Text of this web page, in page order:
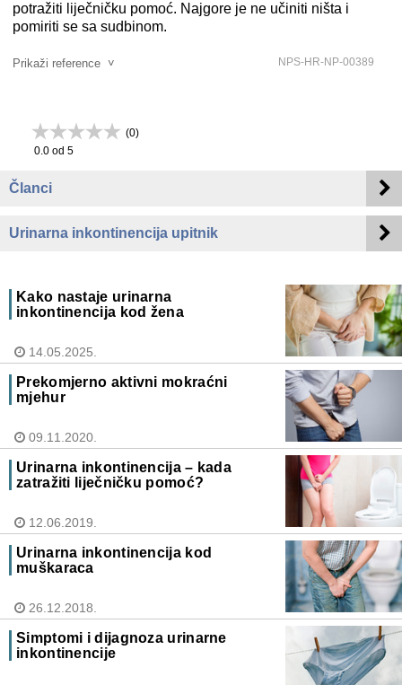
potražiti liječničku pomoć. Najgore je ne učiniti ništa i
pomiriti se sa sudbinom.
Prikaži reference ˅ NPS-HR-NP-00389
(0)
0.0 od 5
Članci
Urinarna inkontinencija upitnik
Kako nastaje urinarna
inkontinencija kod žena
14.05.2025.
Prekomjerno aktivni mokraćni
mjehur
09.11.2020.
Urinarna inkontinencija – kada
zatražiti liječničku pomoć?
12.06.2019.
Urinarna inkontinencija kod
muškaraca
26.12.2018.
Simptomi i dijagnoza urinarne
inkontinencije